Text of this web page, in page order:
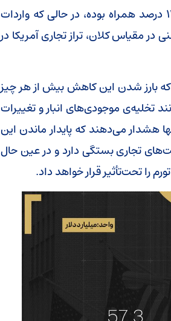
در همین بازه، صادرات با رشد ۶۲.۶ میلیارد دلاری معادل ۱۱.۳ درصد همراه بوده، در حالی که واردات
است. این یعنی در مقیاس کلان، تراز تجاری آمریکا در
که بارز شدن این کاهش بیش از هر چیز
تخلیه‌ی موجودی‌های انبار و تغییرات
هشدار می‌دهند که پایدار ماندن این
تجاری بستگی دارد و در عین حال
را تحت‌تأثیر قرار خواهد داد.